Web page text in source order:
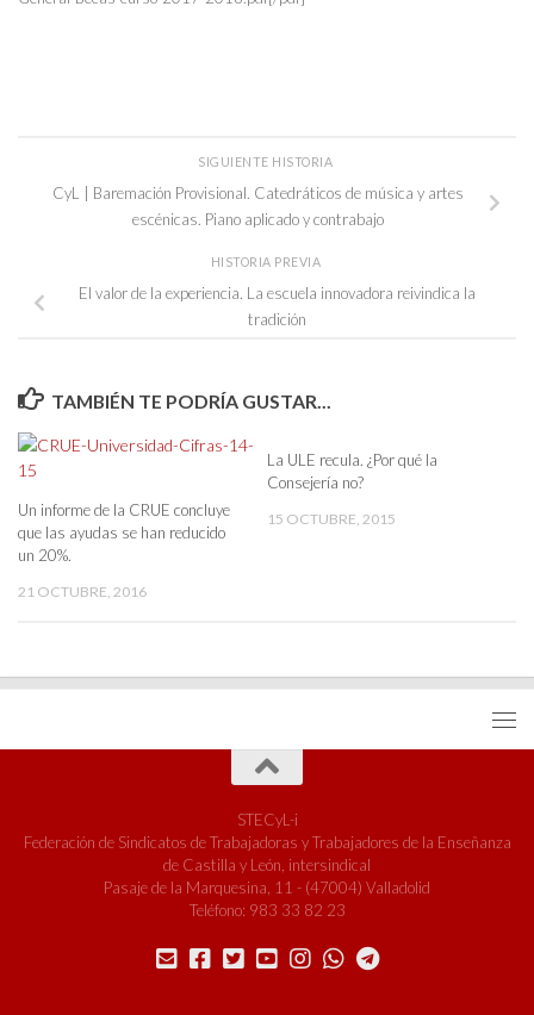
SIGUIENTE HISTORIA
CyL | Baremación Provisional. Catedráticos de música y artes
escénicas. Piano aplicado y contrabajo
HISTORIA PREVIA
El valor de la experiencia. La escuela innovadora reivindica la
tradición
TAMBIÉN TE PODRÍA GUSTAR...
Un informe de la CRUE concluye
que las ayudas se han reducido
un 20%.
21 OCTUBRE, 2016
La ULE recula. ¿Por qué la
Consejería no?
15 OCTUBRE, 2015
STECyL-i
Federación de Sindicatos de Trabajadoras y Trabajadores de la Enseñanza
de Castilla y León, intersindical
Pasaje de la Marquesina, 11 - (47004) Valladolid
Teléfono: 983 33 82 23